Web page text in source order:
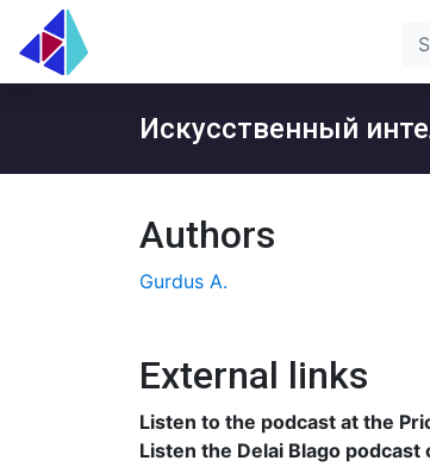
Искусственный
Authors
Gurdus A.
External links
Listen to the podcast at the
Listen the Delai Blago podcast